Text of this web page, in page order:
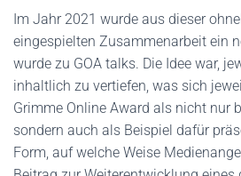
Im Jahr 2021 wurde aus dieser
eingespielten Zusammenarbeit ein
wurde zu GOA talks. Die Idee war,
inhaltlich zu vertiefen, was sich
Grimme Online Award als nicht nur
sondern auch als Beispiel dafür
Form, auf welche Weise